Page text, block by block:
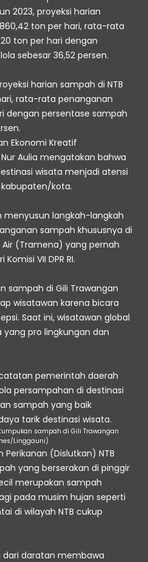
2023, proyeksi harian
ton per hari, rata-rata
ton per hari dengan
sebesar 36,52 persen.
harian sampah di NTB
rata-rata penanganan
dengan persentase sampah
Ekonomi Kreatif
Aulia mengatakan bahwa
wisata menjadi atensi
kabupaten/kota.
menyusun langkah-langkah
sampah khususnya di
Air (Tramena) yang pernah
VII DPR RI.
sampah di Gili Trawangan
wisatawan karena bicara
Saat ini, wisatawan global
pro lingkungan dan
pemerintah daerah
persampahan di destinasi
sampah yang baik
tarik destinasi wisata.
sampah di Gili Trawangan
Linggauni)
Perikanan (Dislutkan) NTB
yang berserakan di pinggir
merupakan sampah
pada musim hujan seperti
di wilayah NTB cukup
dari daratan membawa